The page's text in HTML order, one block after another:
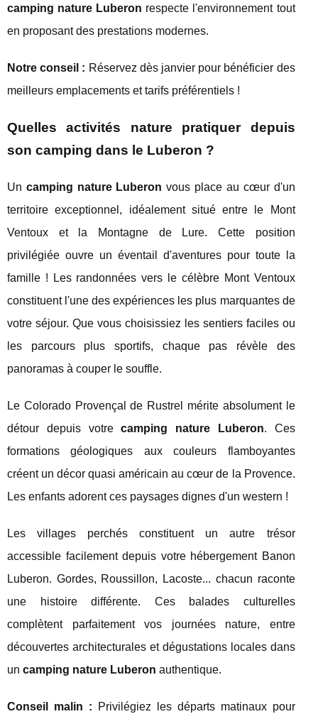
camping nature Luberon respecte l'environnement tout
en proposant des prestations modernes.
Notre conseil : Réservez dès janvier pour bénéficier des
meilleurs emplacements et tarifs préférentiels !
Quelles activités nature pratiquer depuis
son camping dans le Luberon ?
Un camping nature Luberon vous place au cœur d'un
territoire exceptionnel, idéalement situé entre le Mont
Ventoux et la Montagne de Lure. Cette position
privilégiée ouvre un éventail d'aventures pour toute la
famille ! Les randonnées vers le célèbre Mont Ventoux
constituent l'une des expériences les plus marquantes de
votre séjour. Que vous choisissiez les sentiers faciles ou
les parcours plus sportifs, chaque pas révèle des
panoramas à couper le souffle.
Le Colorado Provençal de Rustrel mérite absolument le
détour depuis votrecamping nature Luberon. Ces
formations géologiques aux couleurs flamboyantes
créent un décor quasi américain au cœur de la Provence.
Les enfants adorent ces paysages dignes d'un western !
Les villages perchés constituent un autre trésor
accessible facilement depuis votre hébergement Banon
Luberon. Gordes, Roussillon, Lacoste... chacun raconte
une histoire différente. Ces balades culturelles
complètent parfaitement vos journées nature, entre
découvertes architecturales et dégustations locales dans
un camping nature Luberon authentique.
Conseil malin : Privilégiez les départs matinaux pour